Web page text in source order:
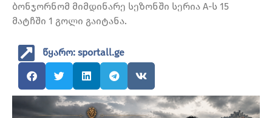
ბონჯორნომ მიმდინარე სეზონში სერია A-ს 15
მატჩში 1 გოლი გაიტანა.
წყარო: sportall.ge